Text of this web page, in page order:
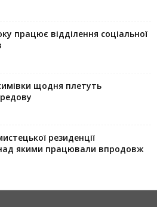
працює відділення соціальної
щодня плетуть
резиденції
якими працювали впродовж